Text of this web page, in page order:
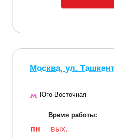
Москва, ул.
Юго-Восточная
Время работы:
пн
вых.